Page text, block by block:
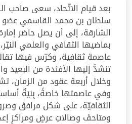
بعد قيام الاتّحاد، سعى صاحب
سلطان بن محمد القاسمي عضو
الشارقة، إلى أن يصل حاضر
بماضيها الثقافي والعلمي
عاصمة ثقافية، وكرّس فيها
تنشدُّ إليها الأفئدة من البعيد
وخلال أربعة عقود من الزمان،
وفي عاصمتها خاصةً، بِنيَةٌ
الثقافيّة، على شكل مرافقَ
ومتاحفَ وصالاتِ عرضٍ ومراكزِ